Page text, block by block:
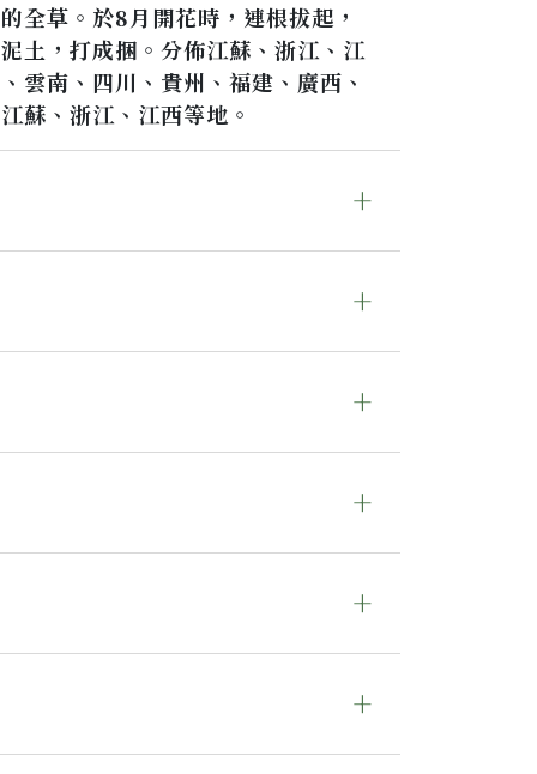
全草。於8月開花時，連根拔起，
土，打成捆。分佈江蘇、浙江、江
雲南、四川、貴州、福建、廣西、
蘇、浙江、江西等地。